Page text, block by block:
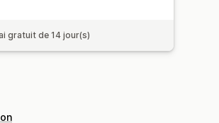
gratuit de 14 jour(s)